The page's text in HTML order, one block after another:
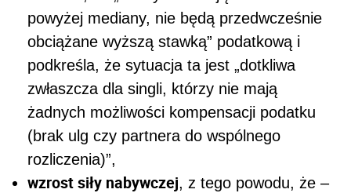
powyżej mediany, nie będą przedwcześnie
obciążane wyższą stawką” podatkową i
podkreśla, że sytuacja ta jest „dotkliwa
zwłaszcza dla singli, którzy nie mają
żadnych możliwości kompensacji podatku
(brak ulg czy partnera do wspólnego
rozliczenia)”,
wzrost siły nabywczej, z tego powodu, że –